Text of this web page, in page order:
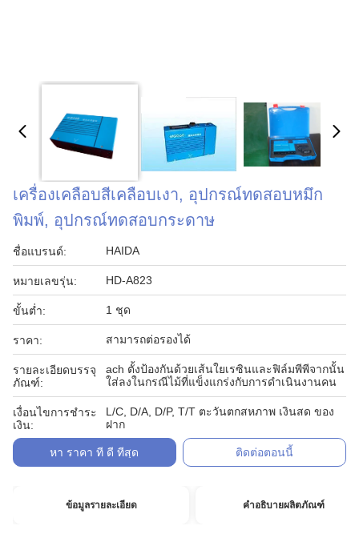
เครื่องเคลือบสีเคลือบเงา, อุปกรณ์ทดสอบหมึก
พิมพ์, อุปกรณ์ทดสอบกระดาษ
ชื่อแบรนด์: HAIDA
หมายเลขรุ่น: HD-A823
ขั้นต่ำ: 1 ชุด
ราคา: สามารถต่อรองได้
รายละเอียดบรรจุ
ภัณฑ์:
ach ตั้งป้องกันด้วยเส้นใยเรซินและฟิล์มพีพีจากนั้น
ใส่ลงในกรณีไม้ที่แข็งแกร่งกับการดำเนินงานคน
เงื่อนไขการชำระ
เงิน:
L/C, D/A, D/P, T/T ตะวันตกสหภาพ เงินสด ของ
ฝาก
หา ราคา ที่ ดี ที่สุด ติดต่อตอนนี้
ข้อมูลรายละเอียด คำอธิบายผลิตภัณฑ์